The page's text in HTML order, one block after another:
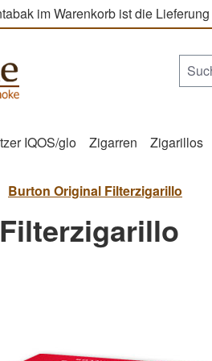
im Warenkorb ist die Lieferung
IQOS/glo Zigarren Zigarillos
Burton Original Filterzigarillo